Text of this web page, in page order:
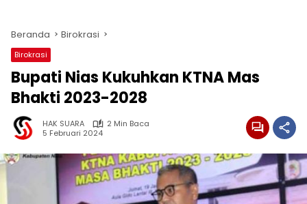
Beranda Birokrasi
Birokrasi
Bupati Nias Kukuhkan KTNA Mas
Bhakti 2023-2028
HAK SUARA
2 Min Baca
5 Februari 2024